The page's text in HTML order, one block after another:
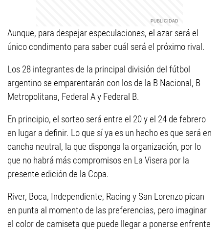
Aunque, para despejar especulaciones, el azar será el
único condimento para saber cuál será el próximo rival.
Los 28 integrantes de la principal división del fútbol
argentino se emparentarán con los de la B Nacional, B
Metropolitana, Federal A y Federal B.
En principio, el sorteo será entre el 20 y el 24 de febrero
en lugar a definir. Lo que sí ya es un hecho es que será en
cancha neutral, la que disponga la organización, por lo
que no habrá más compromisos en La Visera por la
presente edición de la Copa.
River, Boca, Independiente, Racing y San Lorenzo pican
en punta al momento de las preferencias, pero imaginar
el color de camiseta que puede llegar a ponerse enfrente